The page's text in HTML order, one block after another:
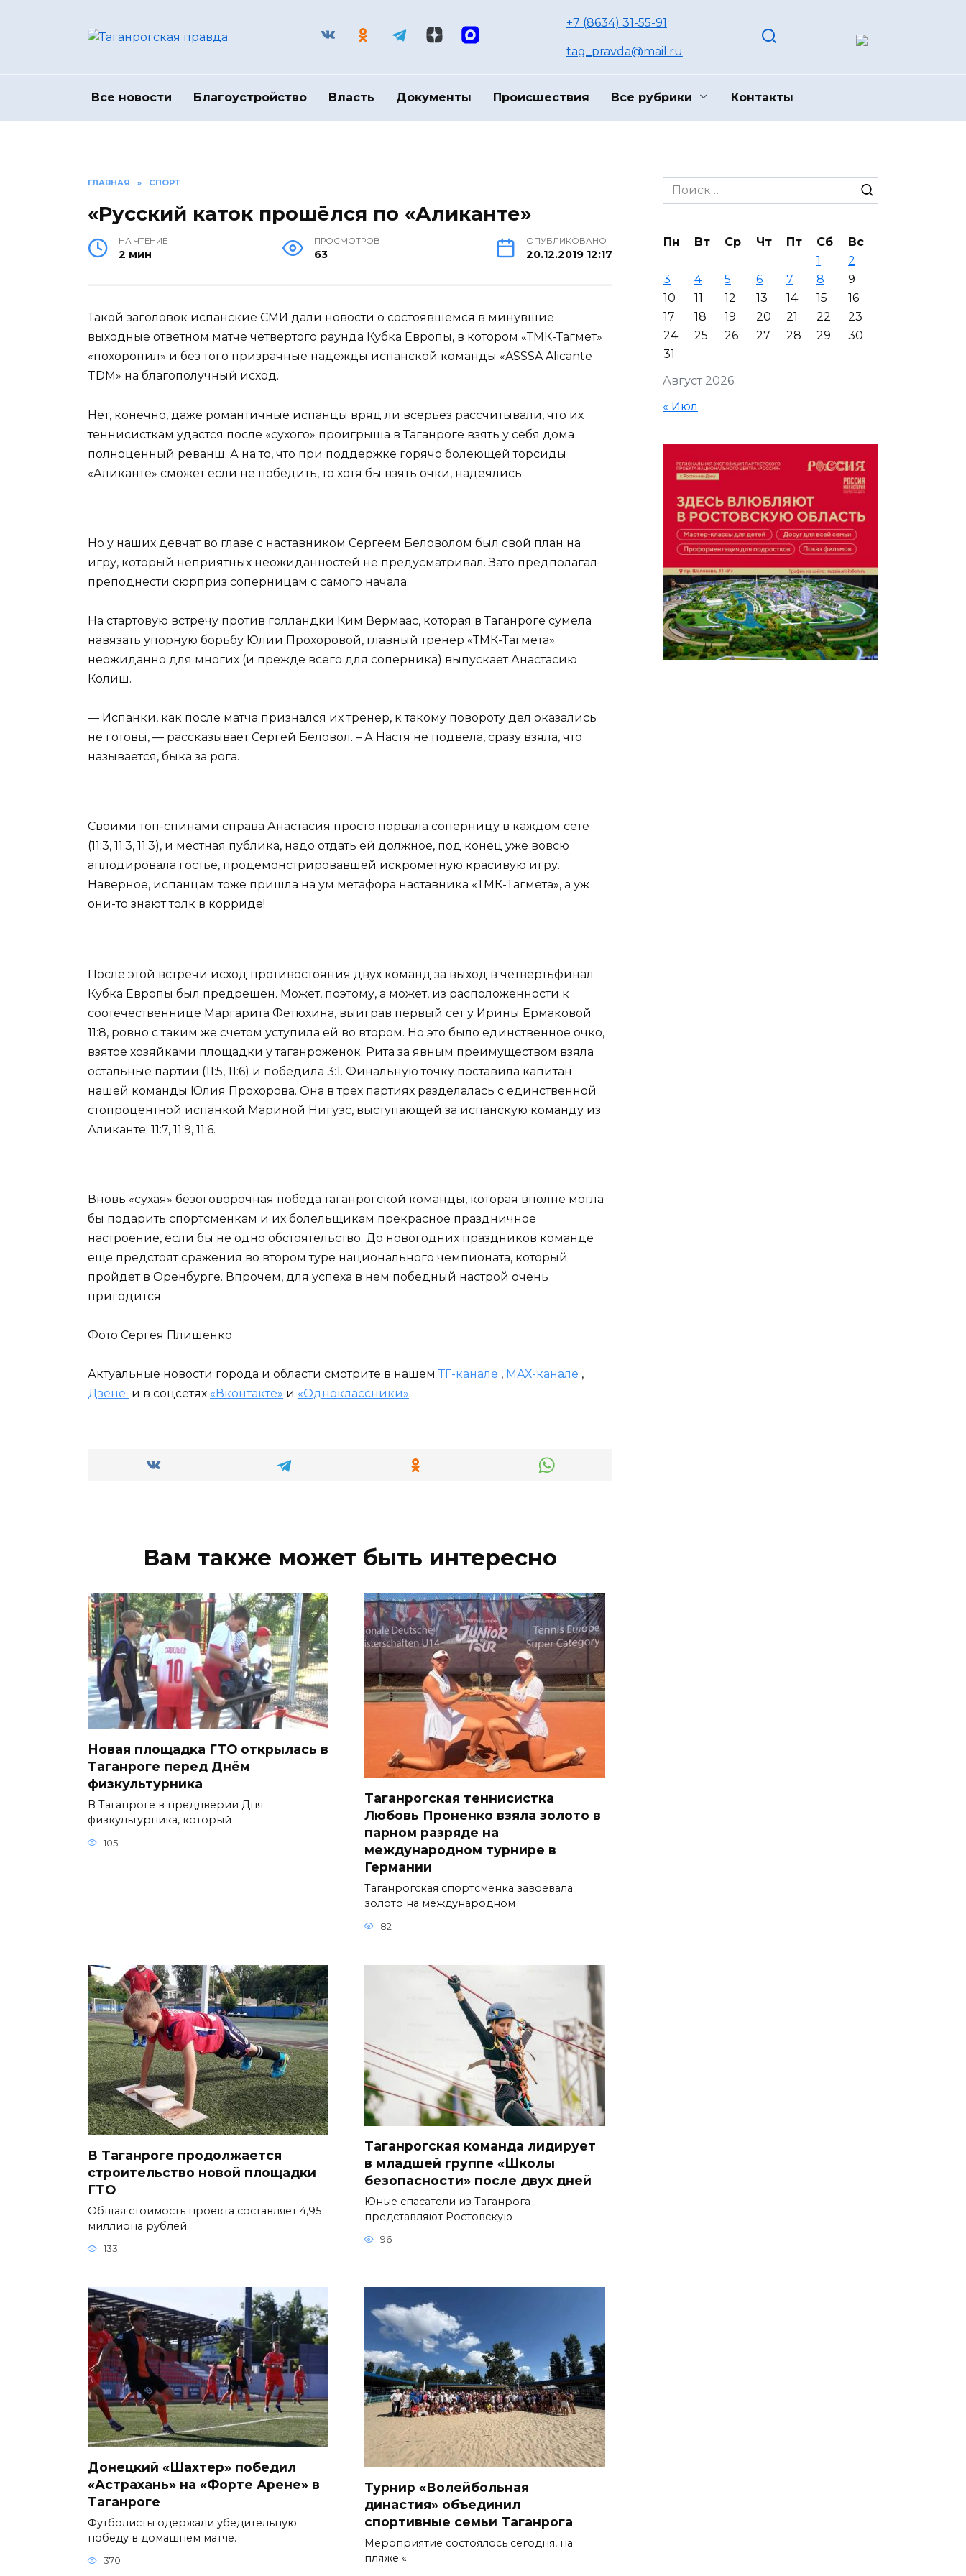
+7 (8634) 31-55-91
tag_pravda@mail.ru
Все новости Благоустройство Власть Документы Происшествия Все рубрики Контакты
ГЛАВНАЯ » СПОРТ
«Русский каток прошёлся по «Аликанте»
НА ЧТЕНИЕ
2 мин
ПРОСМОТРОВ
63
ОПУБЛИКОВАНО
20.12.2019 12:17
Такой заголовок испанские СМИ дали новости о состоявшемся в минувшие
выходные ответном матче четвертого раунда Кубка Европы, в котором «ТМК-Тагмет»
«похоронил» и без того призрачные надежды испанской команды «ASSSA Alicante
TDM» на благополучный исход.
Нет, конечно, даже романтичные испанцы вряд ли всерьез рассчитывали, что их
теннисисткам удастся после «сухого» проигрыша в Таганроге взять у себя дома
полноценный реванш. А на то, что при поддержке горячо болеющей торсиды
«Аликанте» сможет если не победить, то хотя бы взять очки, надеялись.
Но у наших девчат во главе с наставником Сергеем Беловолом был свой план на
игру, который неприятных неожиданностей не предусматривал. Зато предполагал
преподнести сюрприз соперницам с самого начала.
На стартовую встречу против голландки Ким Вермаас, которая в Таганроге сумела
навязать упорную борьбу Юлии Прохоровой, главный тренер «ТМК-Тагмета»
неожиданно для многих (и прежде всего для соперника) выпускает Анастасию
Колиш.
— Испанки, как после матча признался их тренер, к такому повороту дел оказались
не готовы, — рассказывает Сергей Беловол. – А Настя не подвела, сразу взяла, что
называется, быка за рога.
Своими топ-спинами справа Анастасия просто порвала соперницу в каждом сете
(11:3, 11:3, 11:3), и местная публика, надо отдать ей должное, под конец уже вовсю
аплодировала гостье, продемонстрировавшей искрометную красивую игру.
Наверное, испанцам тоже пришла на ум метафора наставника «ТМК-Тагмета», а уж
они-то знают толк в корриде!
После этой встречи исход противостояния двух команд за выход в четвертьфинал
Кубка Европы был предрешен. Может, поэтому, а может, из расположенности к
соотечественнице Маргарита Фетюхина, выиграв первый сет у Ирины Ермаковой
11:8, ровно с таким же счетом уступила ей во втором. Но это было единственное очко,
взятое хозяйками площадки у таганроженок. Рита за явным преимуществом взяла
остальные партии (11:5, 11:6) и победила 3:1. Финальную точку поставила капитан
нашей команды Юлия Прохорова. Она в трех партиях разделалась с единственной
стопроцентной испанкой Мариной Нигуэс, выступающей за испанскую команду из
Аликанте: 11:7, 11:9, 11:6.
Вновь «сухая» безоговорочная победа таганрогской команды, которая вполне могла
бы подарить спортсменкам и их болельщикам прекрасное праздничное
настроение, если бы не одно обстоятельство. До новогодних праздников команде
еще предстоят сражения во втором туре национального чемпионата, который
пройдет в Оренбурге. Впрочем, для успеха в нем победный настрой очень
пригодится.
Фото Сергея Плишенко
Актуальные новости города и области смотрите в нашем ТГ-канале , МАХ-канале ,
Дзене и в соцсетях «Вконтакте» и «Одноклассники».
Вам также может быть интересно
Новая площадка ГТО открылась в
Таганроге перед Днём
физкультурника
В Таганроге в преддверии Дня
физкультурника, который
105
Таганрогская теннисистка
Любовь Проненко взяла золото в
парном разряде на
международном турнире в
Германии
Таганрогская спортсменка завоевала
золото на международном
82
В Таганроге продолжается
строительство новой площадки
ГТО
Общая стоимость проекта составляет 4,95
миллиона рублей.
133
Таганрогская команда лидирует
в младшей группе «Школы
безопасности» после двух дней
Юные спасатели из Таганрога
представляют Ростовскую
96
Донецкий «Шахтер» победил
«Астрахань» на «Форте Арене» в
Таганроге
Футболисты одержали убедительную
победу в домашнем матче.
370
Турнир «Волейбольная
династия» объединил
спортивные семьи Таганрога
Мероприятие состоялось сегодня, на
пляже «
Search
for:
Август 2026
Пн Вт Ср Чт Пт Сб
Вс
1
2
3
4 5 6 7 8
9
10
11 12 13 14 15
16
17
18 19 20 21 22
23
24
25 26 27 28 29
30
31
« Июл